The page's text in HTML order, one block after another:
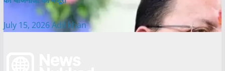
July 15, 2026Adil khan